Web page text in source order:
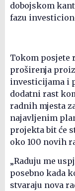
dobojskom
fazu
Tokom posjete
proširenja
investicijama i
dodatni rast
radnih mjesta
najavljenim
projekta bit će
oko 100 novih
„Raduju me
posebno kada
stvaraju nova